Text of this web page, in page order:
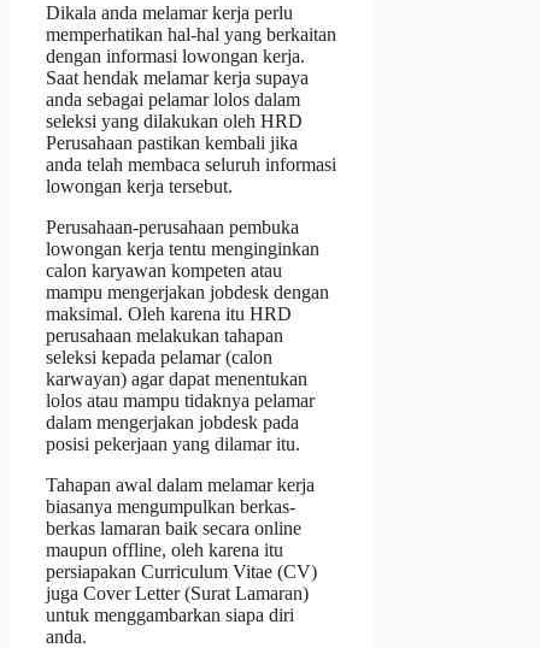
Dikala anda melamar kerja perlu
memperhatikan hal-hal yang berkaitan
dengan informasi lowongan kerja.
Saat hendak melamar kerja supaya
anda sebagai pelamar lolos dalam
seleksi yang dilakukan oleh HRD
Perusahaan pastikan kembali jika
anda telah membaca seluruh informasi
lowongan kerja tersebut.
Perusahaan-perusahaan pembuka
lowongan kerja tentu menginginkan
calon karyawan kompeten atau
mampu mengerjakan jobdesk dengan
maksimal. Oleh karena itu HRD
perusahaan melakukan tahapan
seleksi kepada pelamar (calon
karwayan) agar dapat menentukan
lolos atau mampu tidaknya pelamar
dalam mengerjakan jobdesk pada
posisi pekerjaan yang dilamar itu.
Tahapan awal dalam melamar kerja
biasanya mengumpulkan berkas-
berkas lamaran baik secara online
maupun offline, oleh karena itu
persiapakan Curriculum Vitae (CV)
juga Cover Letter (Surat Lamaran)
untuk menggambarkan siapa diri
anda.